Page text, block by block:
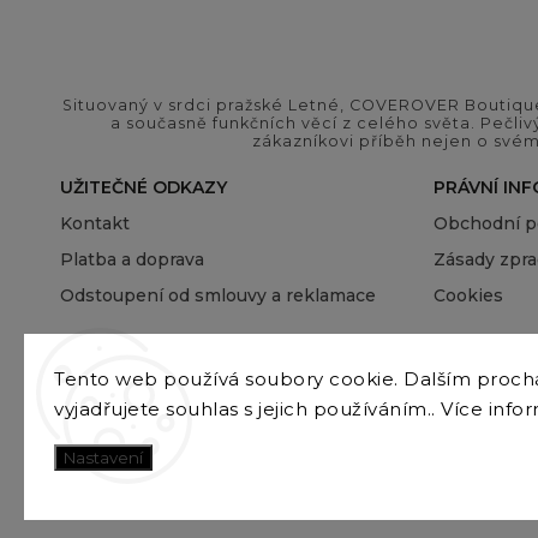
Tento web používá soubory cookie. Dalším
vyjadřujete souhlas s jejich používáním.. Více
Nastavení
Situovaný v srdci pražské Letné, COVEROVER
a současně funkčních věcí z celého světa.
zákazníkovi příběh nejen o
UŽITEČNÉ ODKAZY
Kontakt
Platba a doprava
Odstoupení od smlouvy a reklamace
PRÁVNÍ
Obchodní
Zásady
Cookies